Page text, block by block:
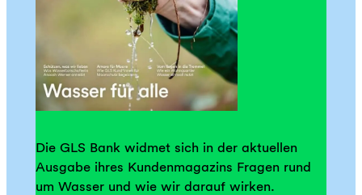
Die GLS Bank widmet sich in der aktuellen
Ausgabe ihres Kundenmagazins Fragen rund
um Wasser und wie wir darauf wirken.